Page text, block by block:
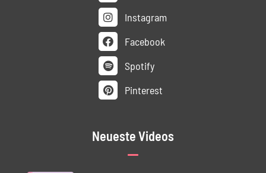
Instagram
Facebook
Spotify
Pinterest
Neueste Videos